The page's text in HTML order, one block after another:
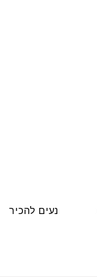
נעים להכיר